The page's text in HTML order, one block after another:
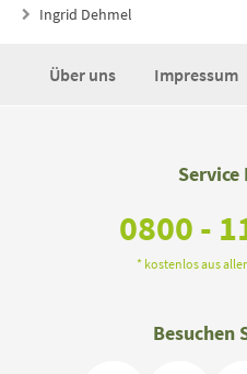
Ingrid Dehmel
Über uns Impressum
0800 -
* kostenlos aus
Besuchen